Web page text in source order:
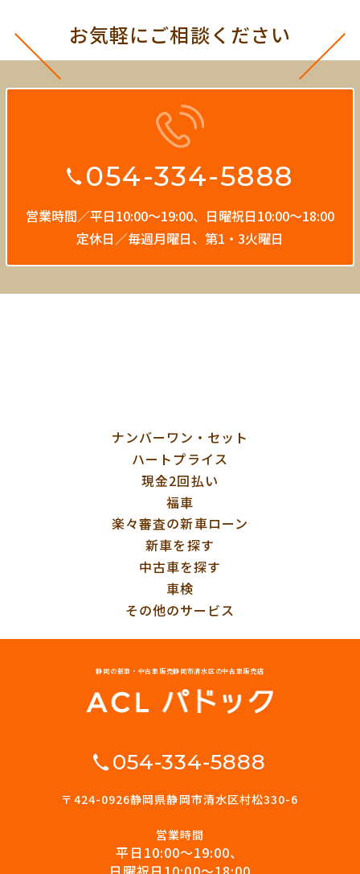
お気軽にご相談ください
054-334-5888
営業時間／平日10:00〜19:00、 日曜祝日10:00〜18:00
定休日／毎週月曜日、第1・3火曜日
ナンバーワン・セット
ハートプライス
現金2回払い
福車
楽々審査の新車ローン
新車を探す
中古車を探す
車検
その他のサービス
静岡の新車・中古車販売静岡市清水区の中古車販売店
054-334-5888
〒424-0926静岡県静岡市清水区村松330-6
営業時間
平日10:00〜19:00、